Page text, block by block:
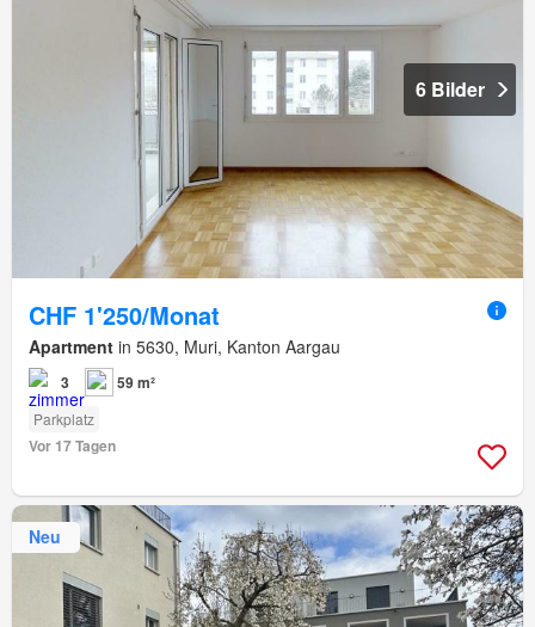
6 Bilder
CHF 1'250/Monat
Apartment in 5630, Muri, Kanton Aargau
3 59 m²
Parkplatz
Vor 17 Tagen
Neu